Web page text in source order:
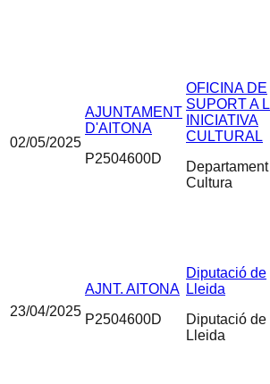
02/05/2025
AJUNTAMENT
D'AITONA
P2504600D
OFICINA DE
SUPORT A
INICIATIVA
CULTURAL
Cultura
23/04/2025
AJNT. AITONA
P2504600D
Diputació de
Lleida
Diputació de
Lleida